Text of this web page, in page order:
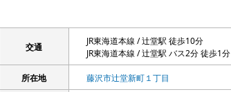
交通
JR東海道本線 / 辻堂駅 徒歩10分
JR東海道本線 / 辻堂駅 バス2分 徒歩1分
所在地 藤沢市辻堂新町１丁目